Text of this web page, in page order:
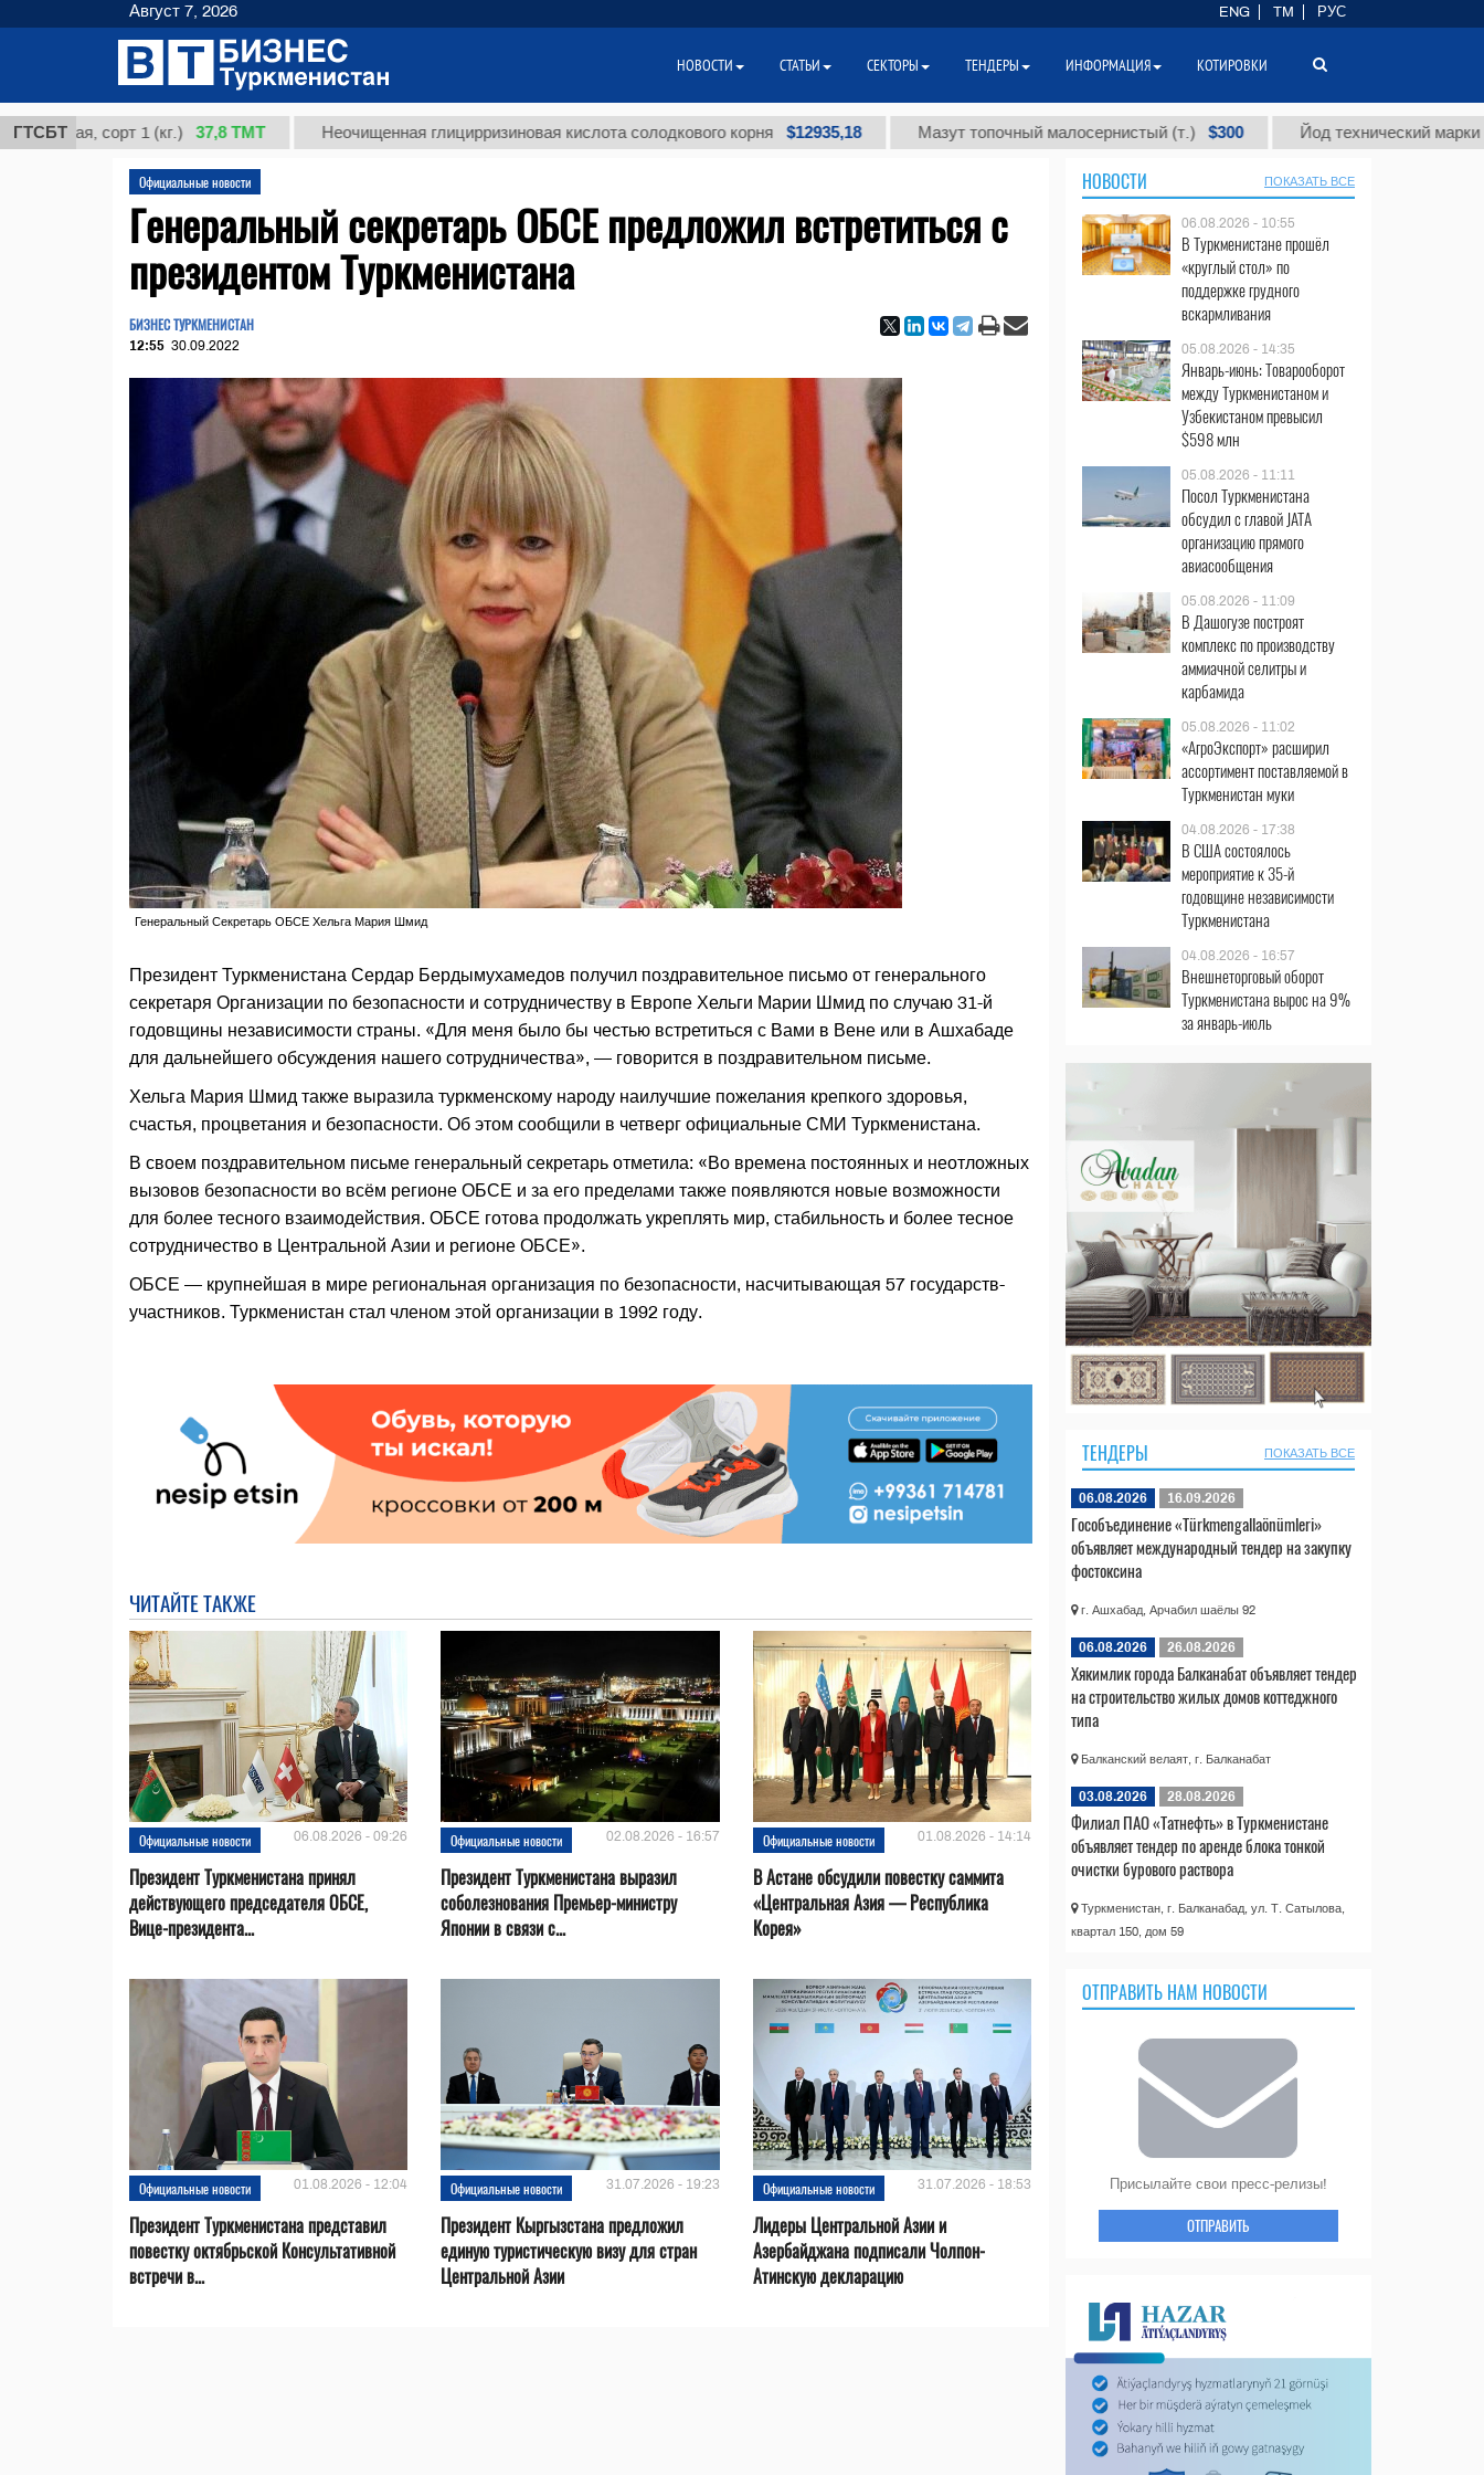
ГТСБТ
сорт 1 (кг.) 37,8 ТМТ Неочищенная глицирризиновая кислота солодкового корня $12935,18 Мазут топочный малосернистый (т.) $300 Йод технический марки "А" (т.)
Официальные новости
Генеральный секретарь ОБСЕ предложил встретиться с
президентом Туркменистана
БИЗНЕС ТУРКМЕНИСТАН
12:55 30.09.2022
Генеральный Секретарь ОБСЕ Хельга Мария Шмид
Президент Туркменистана Сердар Бердымухамедов получил поздравительное письмо от генерального
секретаря Организации по безопасности и сотрудничеству в Европе Хельги Марии Шмид по случаю 31-й
годовщины независимости страны. «Для меня было бы честью встретиться с Вами в Вене или в Ашхабаде
для дальнейшего обсуждения нашего сотрудничества», — говорится в поздравительном письме.
Хельга Мария Шмид также выразила туркменскому народу наилучшие пожелания крепкого здоровья,
счастья, процветания и безопасности. Об этом сообщили в четверг официальные СМИ Туркменистана.
В своем поздравительном письме генеральный секретарь отметила: «Во времена постоянных и неотложных
вызовов безопасности во всём регионе ОБСЕ и за его пределами также появляются новые возможности
для более тесного взаимодействия. ОБСЕ готова продолжать укреплять мир, стабильность и более тесное
сотрудничество в Центральной Азии и регио­не ОБСЕ».
ОБСЕ — крупнейшая в мире региональная организация по безопасности, насчитывающая 57 государств-
участников. Туркменистан стал членом этой организации в 1992 году.
ЧИТАЙТЕ ТАКЖЕ
Официальные новости 06.08.2026 - 09:26
Президент Туркменистана принял
действующего председателя ОБСЕ,
Вице-президента...
Официальные новости 02.08.2026 - 16:57
Президент Туркменистана выразил
соболезнования Премьер-министру
Японии в связи с...
Официальные новости 01.08.2026 - 14:14
В Астане обсудили повестку саммита
«Центральная Азия — Республика
Корея»
Официальные новости 01.08.2026 - 12:04
Президент Туркменистана представил
повестку октябрьской Консультативной
встречи в...
Официальные новости 31.07.2026 - 19:23
Президент Кыргызстана предложил
единую туристическую визу для стран
Центральной Азии
Официальные новости 31.07.2026 - 18:53
Лидеры Центральной Азии и
Азербайджана подписали Чолпон-
Атинскую декларацию
НОВОСТИ ПОКАЗАТЬ ВСЕ
06.08.2026 - 10:55
В Туркменистане прошёл
«круглый стол» по
поддержке грудного
вскармливания
05.08.2026 - 14:35
Январь-июнь: Товарооборот
между Туркменистаном и
Узбекистаном превысил
$598 млн
05.08.2026 - 11:11
Посол Туркменистана
обсудил с главой JATA
организацию прямого
авиасообщения
05.08.2026 - 11:09
В Дашогузе построят
комплекс по производству
аммиачной селитры и
карбамида
05.08.2026 - 11:02
«АгроЭкспорт» расширил
ассортимент поставляемой в
Туркменистан муки
04.08.2026 - 17:38
В США состоялось
мероприятие к 35-й
годовщине независимости
Туркменистана
04.08.2026 - 16:57
Внешнеторговый оборот
Туркменистана вырос на 9%
за январь-июль
ТЕНДЕРЫ ПОКАЗАТЬ ВСЕ
06.08.2026 16.09.2026
Гособъединение «Türkmengallaönümleri»
объявляет международный тендер на закупку
фостоксина
г. Ашхабад, Арчабил шаёлы 92
06.08.2026 26.08.2026
Хякимлик города Балканабат объявляет тендер
на строительство жилых домов коттеджного
типа
Балканский велаят, г. Балканабат
03.08.2026 28.08.2026
Филиал ПАО «Татнефть» в Туркменистане
объявляет тендер по аренде блока тонкой
очистки бурового раствора
Туркменистан, г. Балканабад, ул. Т. Сатылова,
квартал 150, дом 59
ОТПРАВИТЬ НАМ НОВОСТИ
Присылайте свои пресс-релизы!
ОТПРАВИТЬ
Август 7, 2026 ENG TM РУС
НОВОСТИ СТАТЬИ СЕКТОРЫ ТЕНДЕРЫ ИНФОРМАЦИЯ КОТИРОВКИ